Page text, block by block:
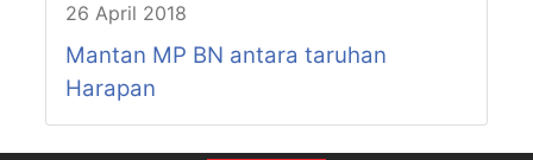
26 April 2018
Mantan MP BN antara taruhan
Harapan